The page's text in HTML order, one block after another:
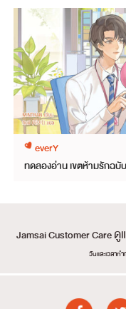
everY
ทดลองอ่าน เขตห้ามรักฉบั
Jamsai Customer Careดู
วันและเวลาท